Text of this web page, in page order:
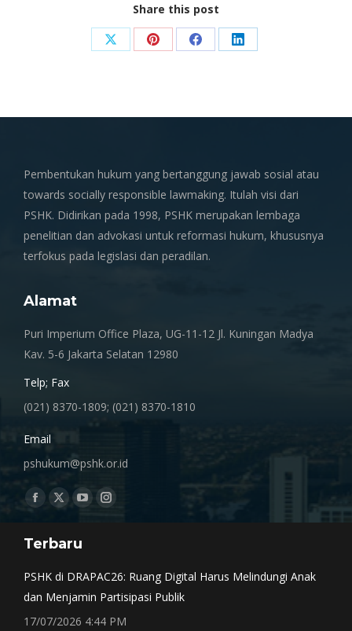
Share this post
Share Share Share Share
Pembentukan hukum yang bertanggung jawab sosial atau
towards socially responsible lawmaking. Itulah visi dari
PSHK. Didirikan pada 1998, PSHK merupakan lembaga
penelitian dan advokasi untuk reformasi hukum, khususnya
terfokus pada legislasi dan peradilan.
Alamat
Puri Imperium Office Plaza, UG-11-12 Jl. Kuningan Madya
Kav. 5-6 Jakarta Selatan 12980
Telp; Fax
(021) 8370-1809; (021) 8370-1810
Email
pshukum@pshk.or.id
Find us on:
Facebook
opens
window
X
opens
window
YouTube
opens
Instagram
window
Terbaru
PSHK di DRAPAC26: Ruang Digital Harus Melindungi Anak
dan Menjamin Partisipasi Publik
17/07/2026 4:44 PM